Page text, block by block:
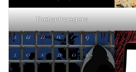
Thetontraegers